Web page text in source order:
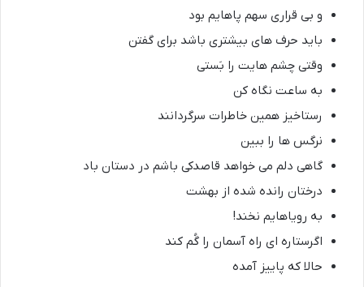
و بی قراری سهم پاهایم بود
باید حرف های بیشتری باشد برای گفتن
وقتی چشم هایت را بَستی
به ساعت نگاه کن
رستاخیز همین خاطرات سرگردانند
نرگس ها را ببین
گاهی دلم می خواهد قاصدکی باشم در دستان باد
درختان رانده شده از بهشت
به رویاهایم نخند!
اگرستاره ای راه آسمان را گُم کند
حالا که پاییز آمده